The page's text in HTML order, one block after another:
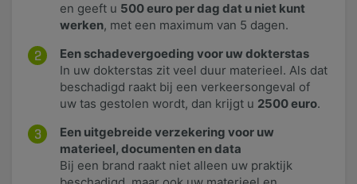
en geeft u 500 euro per dag dat u niet kunt
werken, met een maximum van 5 dagen.
Een schadevergoeding voor uw dokterstas
In uw dokterstas zit veel duur materieel. Als dat
beschadigd raakt bij een verkeersongeval of
uw tas gestolen wordt, dan krijgt u 2500 euro.
Een uitgebreide verzekering voor uw
materieel, documenten en data
Bij een brand raakt niet alleen uw praktijk